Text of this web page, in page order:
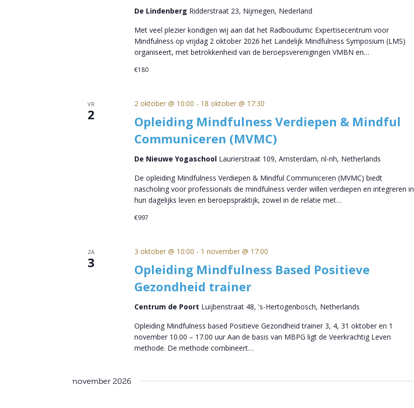
De Lindenberg Ridderstraat 23, Nijmegen, Nederland
Met veel plezier kondigen wij aan dat het Radboudumc Expertisecentrum voor
Mindfulness op vrijdag 2 oktober 2026 het Landelijk Mindfulness Symposium (LMS)
organiseert, met betrokkenheid van de beroepsverenigingen VMBN en…
€180
VR
2
Opleiding Mindfulness Verdiepen & Mindful
Communiceren (MVMC)
2 oktober @ 10:00 - 18 oktober @ 17:30
De Nieuwe Yogaschool Laurierstraat 109, Amsterdam, nl-nh, Netherlands
De opleiding Mindfulness Verdiepen & Mindful Communiceren (MVMC) biedt
nascholing voor professionals die mindfulness verder willen verdiepen en integreren in
hun dagelijks leven en beroepspraktijk, zowel in de relatie met…
€997
ZA
3
Opleiding Mindfulness Based Positieve
Gezondheid trainer
3 oktober @ 10:00 - 1 november @ 17:00
Centrum de Poort Luijbenstraat 48, 's-Hertogenbosch, Netherlands
Opleiding Mindfulness based Positieve Gezondheid trainer 3, 4, 31 oktober en 1
november 10.00 – 17.00 uur Aan de basis van MBPG ligt de Veerkrachtig Leven
methode. De methode combineert…
november 2026